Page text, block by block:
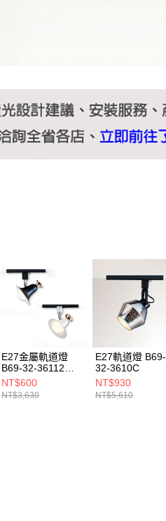
E27金屬軌道燈
B69-32-36112
36113
NT$600
NT$3,630
E27軌道燈 B69-
32-3610C
NT$930
NT$5,610